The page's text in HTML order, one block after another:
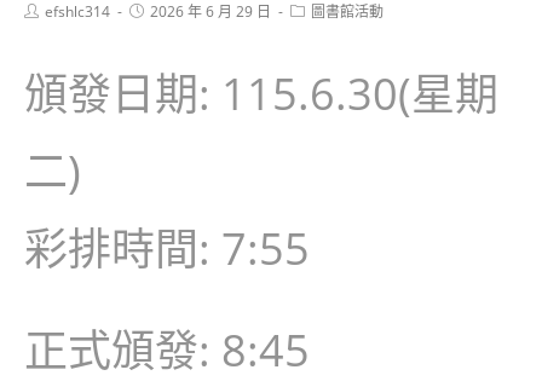
Postefshlc314
Post2026 年 6 月 29 日
Post圖書館活動
頒發日期: 115.6.30(星期
二)
彩排時間: 7:55
正式頒發: 8:45